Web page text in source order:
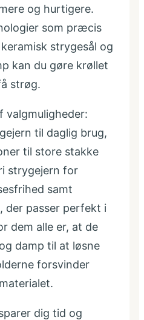
og hurtigere.
som præcis
strygesål og
kan du gøre krøllet
strøg.
valgmuligheder:
til daglig brug,
til store stakke
strygejern for
samt
der passer perfekt i
dem alle er, at de
damp til at løsne
forsvinder
dig tid og